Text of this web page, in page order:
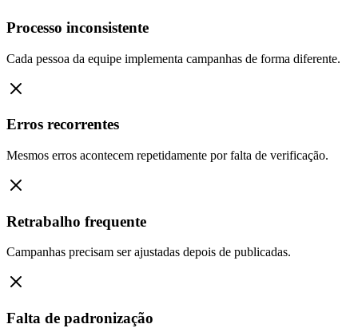
Processo inconsistente
Cada pessoa da equipe implementa campanhas de forma diferente.
Erros recorrentes
Mesmos erros acontecem repetidamente por falta de verificação.
Retrabalho frequente
Campanhas precisam ser ajustadas depois de publicadas.
Falta de padronização